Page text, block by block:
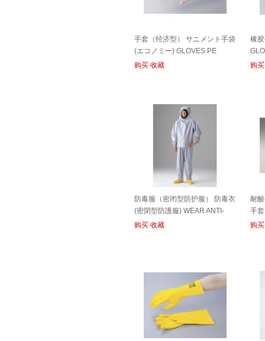
手套（经济型） サニメント手袋
(エコノミー) GLOVES PE
购买 收藏
橡
购买
防毒服（密闭型防护服） 防毒衣
(密閉型防護服) WEAR ANTI-
POISON
购买 收藏
耐
手
购买